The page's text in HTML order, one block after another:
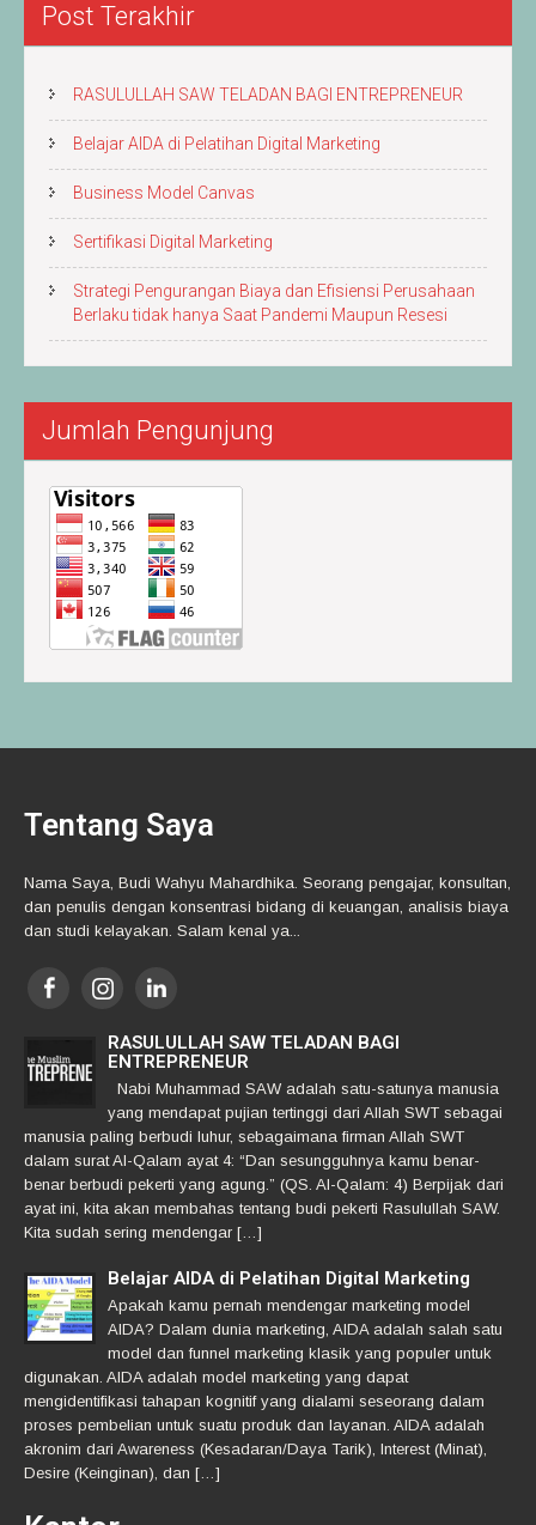
Post Terakhir
RASULULLAH SAW TELADAN BAGI ENTREPRENEUR
Belajar AIDA di Pelatihan Digital Marketing
Business Model Canvas
Sertifikasi Digital Marketing
Strategi Pengurangan Biaya dan Efisiensi Perusahaan
Berlaku tidak hanya Saat Pandemi Maupun Resesi
Jumlah Pengunjung
Tentang Saya
Nama Saya, Budi Wahyu Mahardhika. Seorang pengajar, konsultan,
dan penulis dengan konsentrasi bidang di keuangan, analisis biaya
dan studi kelayakan. Salam kenal ya...
RASULULLAH SAW TELADAN BAGI
ENTREPRENEUR
Nabi Muhammad SAW adalah satu-satunya manusia
yang mendapat pujian tertinggi dari Allah SWT sebagai
manusia paling berbudi luhur, sebagaimana firman Allah SWT
dalam surat Al-Qalam ayat 4: “Dan sesungguhnya kamu benar-
benar berbudi pekerti yang agung.” (QS. Al-Qalam: 4) Berpijak dari
ayat ini, kita akan membahas tentang budi pekerti Rasulullah SAW.
Kita sudah sering mendengar […]
Belajar AIDA di Pelatihan Digital Marketing
Apakah kamu pernah mendengar marketing model
AIDA? Dalam dunia marketing, AIDA adalah salah satu
model dan funnel marketing klasik yang populer untuk
digunakan. AIDA adalah model marketing yang dapat
mengidentifikasi tahapan kognitif yang dialami seseorang dalam
proses pembelian untuk suatu produk dan layanan. AIDA adalah
akronim dari Awareness (Kesadaran/Daya Tarik), Interest (Minat),
Desire (Keinginan), dan […]